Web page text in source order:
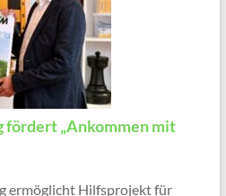
„Ankommen mit
ermöglicht Hilfsprojekt für